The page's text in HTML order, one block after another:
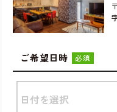
ご希望日時 必須